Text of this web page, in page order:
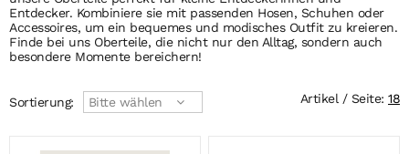
Entdecker. Kombiniere sie mit passenden Hosen, Schuhen oder
Accessoires, um ein bequemes und modisches Outfit zu kreieren.
Finde bei uns Oberteile, die nicht nur den Alltag, sondern auch
besondere Momente bereichern!
Sortierung: Bitte wählen Artikel / Seite: 18